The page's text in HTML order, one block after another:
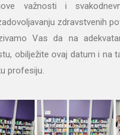
važnosti i
zdravstvenih
Vas da na
obilježite ovaj datum i na
profesiju.